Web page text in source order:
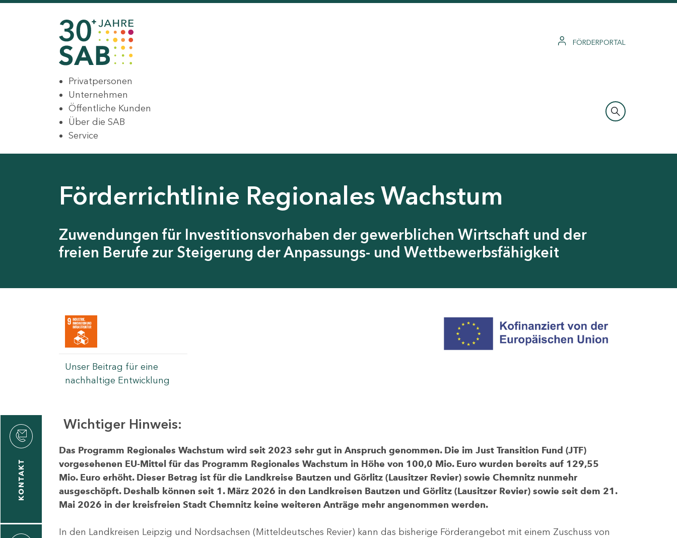
FÖRDERPORTAL
Privatpersonen
Unternehmen
Öffentliche Kunden
Über die SAB
Service
Förderrichtlinie Regionales Wachstum
Zuwendungen für Investitionsvorhaben der gewerblichen Wirtschaft und der
freien Berufe zur Steigerung der Anpassungs- und Wettbewerbsfähigkeit
Unser Beitrag für eine
nachhaltige Entwicklung
KONTAKT
Wichtiger Hinweis:
Das Programm Regionales Wachstum wird seit 2023 sehr gut in Anspruch genommen. Die im Just Transition Fund (JTF)
vorgesehenen EU-Mittel für das Programm Regionales Wachstum in Höhe von 100,0 Mio. Euro wurden bereits auf 129,55
Mio. Euro erhöht. Dieser Betrag ist für die Landkreise Bautzen und Görlitz (Lausitzer Revier) sowie Chemnitz nunmehr
ausgeschöpft. Deshalb können seit 1. März 2026 in den Landkreisen Bautzen und Görlitz (Lausitzer Revier) sowie seit dem 21.
Mai 2026 in der kreisfreien Stadt Chemnitz keine weiteren Anträge mehr angenommen werden.
In den Landkreisen Leipzig und Nordsachsen (Mitteldeutsches Revier) kann das bisherige Förderangebot mit einem Zuschuss von